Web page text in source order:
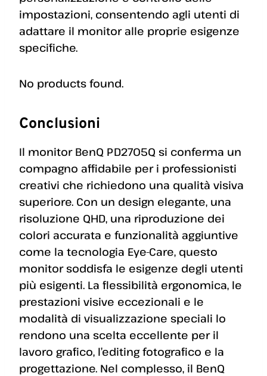
impostazioni, consentendo agli utenti di
adattare il monitor alle proprie esigenze
specifiche.
No products found.
Conclusioni
Il monitor BenQ PD2705Q si conferma un
compagno affidabile per i professionisti
creativi che richiedono una qualità visiva
superiore. Con un design elegante, una
risoluzione QHD, una riproduzione dei
colori accurata e funzionalità aggiuntive
come la tecnologia Eye-Care, questo
monitor soddisfa le esigenze degli utenti
più esigenti. La flessibilità ergonomica, le
prestazioni visive eccezionali e le
modalità di visualizzazione speciali lo
rendono una scelta eccellente per il
lavoro grafico, l’editing fotografico e la
progettazione. Nel complesso, il BenQ